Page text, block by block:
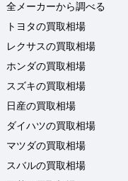
全メーカーから調べる
トヨタの買取相場
レクサスの買取相場
ホンダの買取相場
スズキの買取相場
日産の買取相場
ダイハツの買取相場
マツダの買取相場
スバルの買取相場